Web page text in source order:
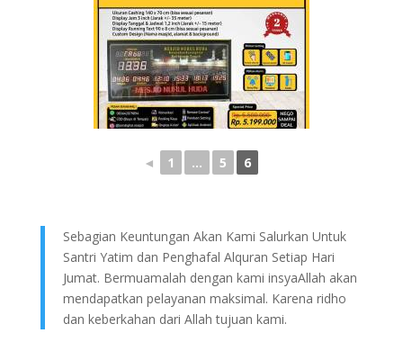
◄ 1 ... 5 6
Sebagian Keuntungan Akan Kami Salurkan Untuk
Santri Yatim dan Penghafal Alquran Setiap Hari
Jumat. Bermuamalah dengan kami insyaAllah akan
mendapatkan pelayanan maksimal. Karena ridho
dan keberkahan dari Allah tujuan kami.